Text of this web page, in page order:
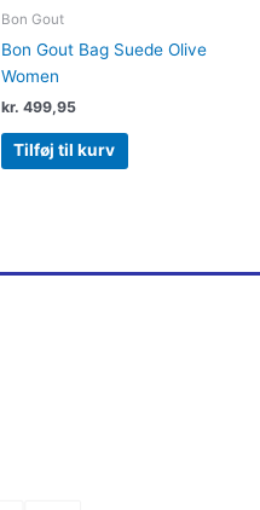
Bon Gout
Bon Gout Bag Suede Olive
Women
kr. 499,95
Tilføj til kurv